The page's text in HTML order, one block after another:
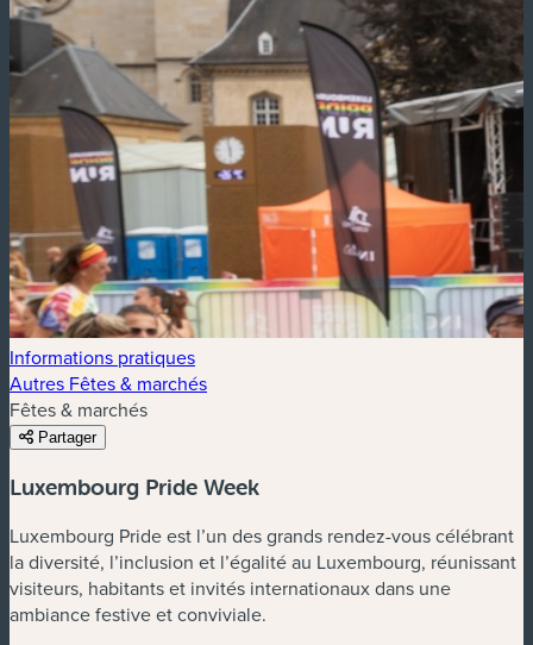
Informations pratiques
Autres Fêtes & marchés
Fêtes & marchés
Partager
Luxembourg Pride Week
Luxembourg Pride est l’un des grands rendez-vous célébrant
la diversité, l’inclusion et l’égalité au Luxembourg, réunissant
visiteurs, habitants et invités internationaux dans une
ambiance festive et conviviale.